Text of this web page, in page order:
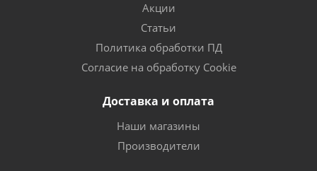
Акции
Статьи
Политика обработки ПД
Согласие на обработку Cookie
Доставка и оплата
Наши магазины
Производители